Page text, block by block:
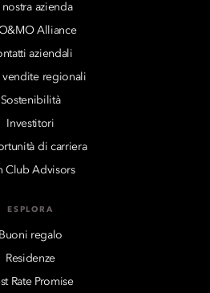
nostra azienda
O&MO Alliance
aziendali
vendite regionali
Sostenibilità
Investitori
di carriera
Club Advisors
ESPLORA
Buoni regalo
Residenze
Rate Promise